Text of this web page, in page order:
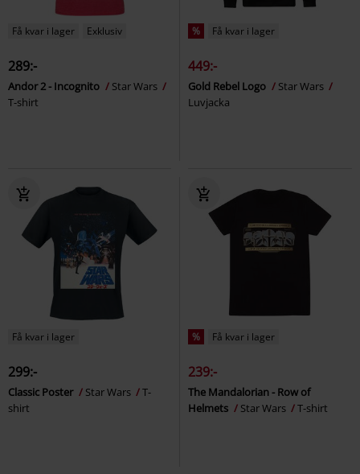
Få kvar i lager Exklusiv
289:-
Andor 2 - Incognito
Star Wars
T-shirt
% Få kvar i lager
449:-
Gold Rebel Logo
Star Wars
Luvjacka
Få kvar i lager
299:-
Classic Poster Star Wars
T-
shirt
% Få kvar i lager
239:-
The Mandalorian - Row of
Helmets
Star Wars T-shirt